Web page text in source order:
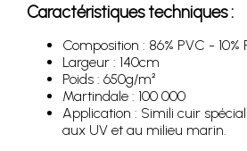
Caractéristiques techniques :
Composition : 86% PVC - 10%
Largeur : 140cm
Poids : 650g/m²
Martindale : 100 000
Application : Simili cuir
aux UV et au milieu marin.